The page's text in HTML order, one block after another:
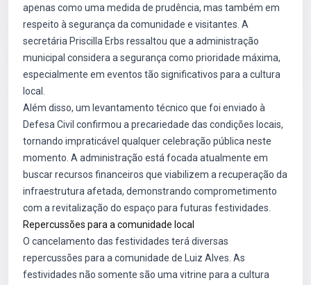
apenas como uma medida de prudência, mas também em
respeito à segurança da comunidade e visitantes. A
secretária Priscilla Erbs ressaltou que a administração
municipal considera a segurança como prioridade máxima,
especialmente em eventos tão significativos para a cultura
local.
Além disso, um levantamento técnico que foi enviado à
Defesa Civil confirmou a precariedade das condições locais,
tornando impraticável qualquer celebração pública neste
momento. A administração está focada atualmente em
buscar recursos financeiros que viabilizem a recuperação da
infraestrutura afetada, demonstrando comprometimento
com a revitalização do espaço para futuras festividades.
Repercussões para a comunidade local
O cancelamento das festividades terá diversas
repercussões para a comunidade de Luiz Alves. As
festividades não somente são uma vitrine para a cultura